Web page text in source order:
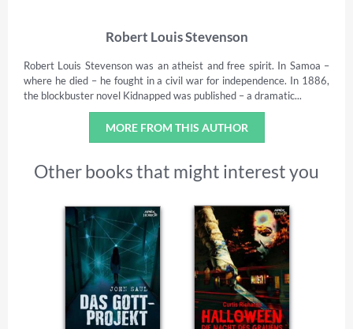
Robert Louis Stevenson
Robert Louis Stevenson was an atheist and free spirit. In Samoa –
where he died – he fought in a civil war for independence. In 1886,
the blockbuster novel Kidnapped was published – a dramatic...
MORE FROM THIS AUTHOR
Other books that might interest you